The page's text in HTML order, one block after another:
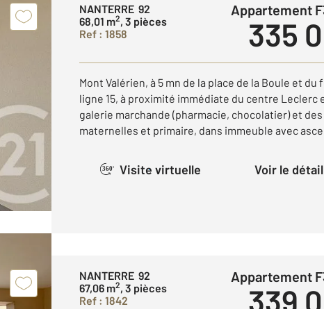
NANTERRE 92
68,01 m2, 3 pièces
Ref : 1858
Appartement
335
Mont Valérien, à 5 mn de la place de la Boule et
ligne 15, à proximité immédiate du centre Leclerc
galerie marchande (pharmacie, chocolatier) et
maternelles et primaire, dans immeuble avec
360° Visite virtuelle Voir le
NANTERRE 92
67,06 m2, 3 pièces
Ref : 1842
Appartement
339